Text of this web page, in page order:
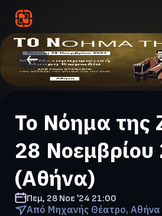
Το Νόημα της
28 Νοεμβρίου
(Αθήνα)
Πεμ, 28 Νοε '24 21:00
Από Μηχανής Θέατρο, Αθήνα